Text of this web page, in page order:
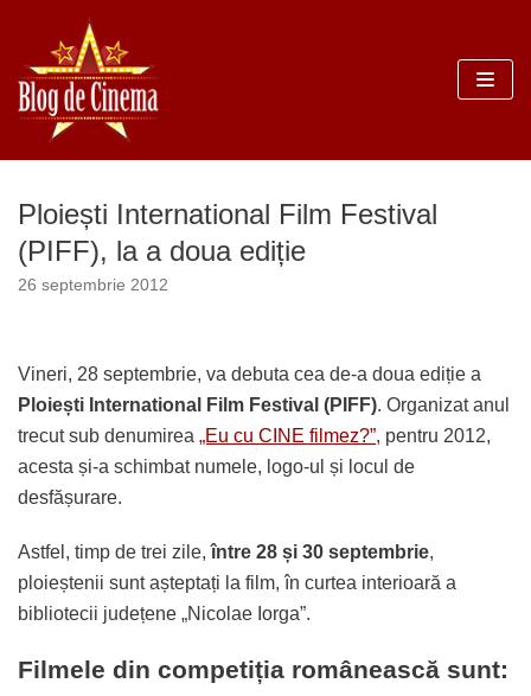
Sari
la
conținut
Ploiești International Film Festival
(PIFF), la a doua ediție
26 septembrie 2012
Vineri, 28 septembrie, va debuta cea de-a doua ediție a
Ploiești International Film Festival (PIFF). Organizat anul
trecut sub denumirea „Eu cu CINE filmez?”, pentru 2012,
acesta și-a schimbat numele, logo-ul și locul de
desfășurare.
Astfel, timp de trei zile,între 28 și 30 septembrie,
ploieștenii sunt așteptați la film, în curtea interioară a
bibliotecii județene „Nicolae Iorga”.
Filmele din competiția românească sunt: